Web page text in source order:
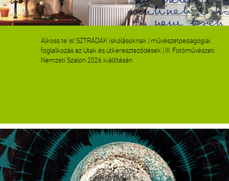
Alkoss te is! SZTRÁDÁK iskolásoknak | művészetpedagógiai
foglalkozás az Utak és útkereszteződések | III. Fotóművészeti
Nemzeti Szalon 2026 kiállításán
Kiállítás